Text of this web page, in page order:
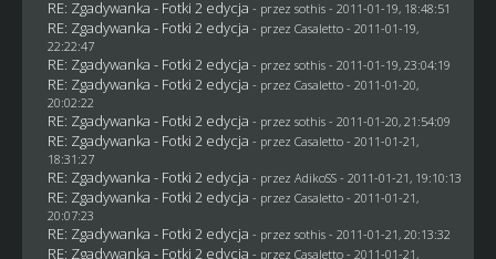
RE: Zgadywanka - Fotki 2 edycja - przez sothis- 2011-01-19, 18:48:51
RE: Zgadywanka - Fotki 2 edycja - przez Casaletto- 2011-01-19,
22:22:47
RE: Zgadywanka - Fotki 2 edycja - przez sothis- 2011-01-19, 23:04:19
RE: Zgadywanka - Fotki 2 edycja - przez Casaletto- 2011-01-20,
20:02:22
RE: Zgadywanka - Fotki 2 edycja - przez sothis- 2011-01-20, 21:54:09
RE: Zgadywanka - Fotki 2 edycja - przez Casaletto- 2011-01-21,
18:31:27
RE: Zgadywanka - Fotki 2 edycja - przez AdikoSS - 2011-01-21, 19:10:13
RE: Zgadywanka - Fotki 2 edycja - przez Casaletto- 2011-01-21,
20:07:23
RE: Zgadywanka - Fotki 2 edycja - przez sothis- 2011-01-21, 20:13:32
RE: Zgadywanka - Fotki 2 edycja - przez Casaletto- 2011-01-21,